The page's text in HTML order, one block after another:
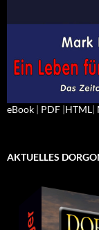
eBook | PDF |HTML|
AKTUELLES